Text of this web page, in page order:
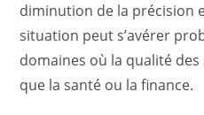
diminution de la précision
situation peut s’avérer
domaines où la qualité
que la santé ou la finance.